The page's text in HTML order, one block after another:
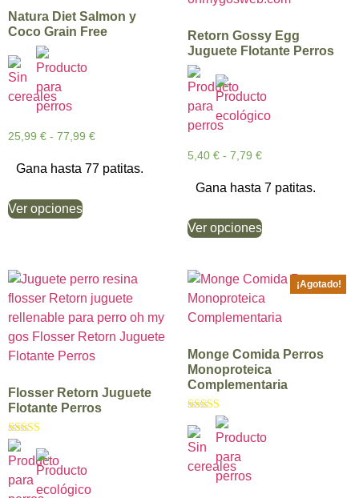
Natura Diet Salmon y
Coco Grain Free
25,99 € - 77,99 €
Gana hasta 77 patitas.
Ver opciones
Retorn Gossy Egg
Juguete Flotante Perros
5,40 € - 7,79 €
Gana hasta 7 patitas.
Ver opciones
Flosser Retorn Juguete
Flotante Perros
Valorado con
5.00
de 5
¡Agotado!
Monge Comida Perros
Monoproteica
Complementaria
Valorado con
5.00
de 5